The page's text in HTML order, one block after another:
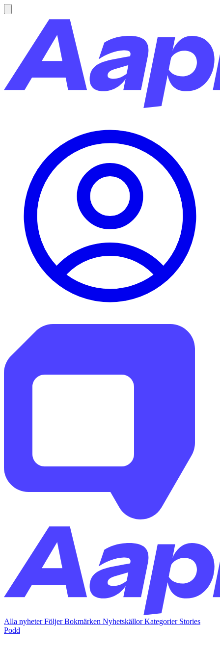
Alla nyheterFöljerBokmärken NyhetskällorKategorier Stories
Podd